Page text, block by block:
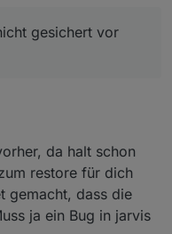
gesichert vor
da halt schon
restore für dich
gemacht, dass die
ja ein Bug in jarvis